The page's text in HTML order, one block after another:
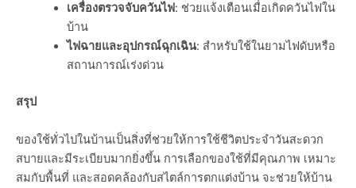
เครื่องตรวจจับควันไฟ: ช่วยแจ้งเตือนเมื่อเกิดควันไฟใน
บ้าน
ไฟฉายและอุปกรณ์ฉุกเฉิน: สำหรับใช้ในยามไฟดับหรือ
สถานการณ์เร่งด่วน
สรุป
ของใช้ทั่วไปในบ้านเป็นสิ่งที่ช่วยให้การใช้ชีวิตประจำวันสะดวก
สบายและมีระเบียบมากยิ่งขึ้น การเลือกของใช้ที่มีคุณภาพ เหมาะ
สมกับพื้นที่ และสอดคล้องกับสไตล์การตกแต่งบ้าน จะช่วยให้บ้าน